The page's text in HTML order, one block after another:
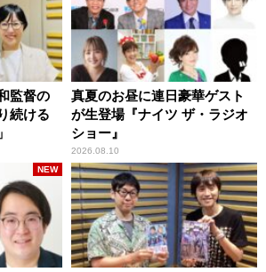
監督の
続ける
真夏のお昼に連日豪華ゲスト
が生登場『ナイツ ザ・ラジオ
ショー』
2026.08.10
NEW